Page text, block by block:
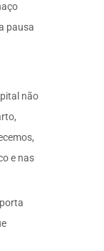
pausa
não
e nas